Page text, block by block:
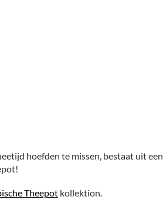
hoefden te missen, bestaat uit een
Theepotkollektion.